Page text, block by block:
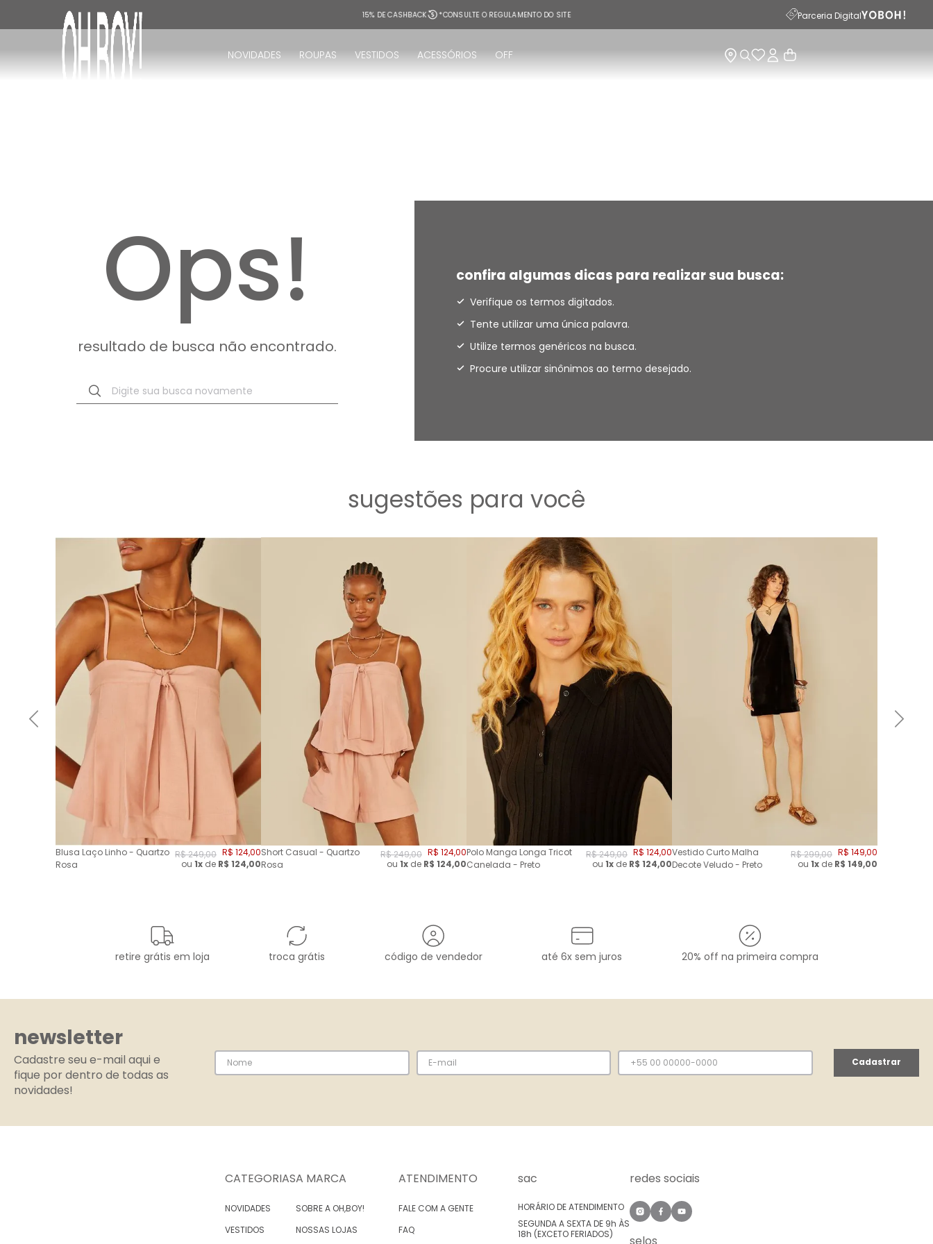
15% DE CASHBACK *CONSULTE O REGULAMENTO DO SITE Parceria Digital
NOVIDADES ROUPAS VESTIDOS ACESSÓRIOS OFF
Ops!
resultado de busca não encontrado.
Digite sua busca novamente
confira algumas dicas para realizar sua busca:
Verifique os termos digitados.
Tente utilizar uma única palavra.
Utilize termos genéricos na busca.
Procure utilizar sinônimos ao termo desejado.
sugestões para você
Blusa Laço Linho - Quartzo
Rosa
R$249,00 R$ 124,00
ou 1x de R$ 124,00
Short Casual - Quartzo
Rosa
R$249,00 R$ 124,00
ou 1x de R$ 124,00
Polo Manga Longa Tricot
Canelada - Preto
R$249,00 R$ 124,00
ou 1x de R$ 124,00
Vestido Curto Malha
Decote Veludo - Preto
R$299,00 R$ 149,00
ou 1x de R$ 149,00
retire grátis em loja troca grátis código de vendedor até 6x sem juros 20% off na primeira compra
newsletter
Cadastre seu e-mail aqui e
fique por dentro de todas as
novidades!
Cadastrar
CATEGORIAS
NOVIDADES
VESTIDOS
A MARCA
SOBRE A OH,BOY!
NOSSAS LOJAS
ATENDIMENTO
FALE COM A GENTE
FAQ
sac
HORÁRIO DE ATENDIMENTO
SEGUNDA A SEXTA DE 9h ÀS
18h (EXCETO FERIADOS)
redes sociais
TERMOS MAIS BUSCADOS
vestido
vestido longo